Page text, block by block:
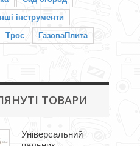
інструменти
Трос
ГазоваПлита
ТОВАРИ
Універсальний